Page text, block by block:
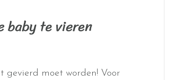
baby te vieren
gevierd moet worden! Voor